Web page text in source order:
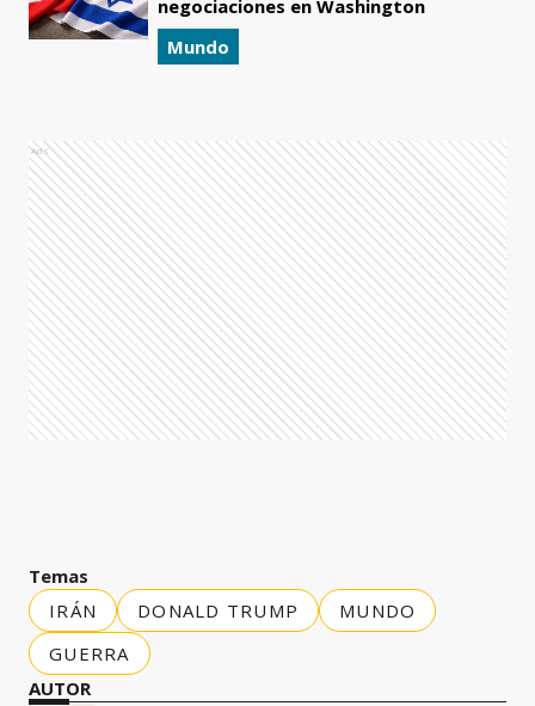
negociaciones en Washington
Mundo
Ads
Temas
IRÁN
DONALD TRUMP
MUNDO
GUERRA
AUTOR